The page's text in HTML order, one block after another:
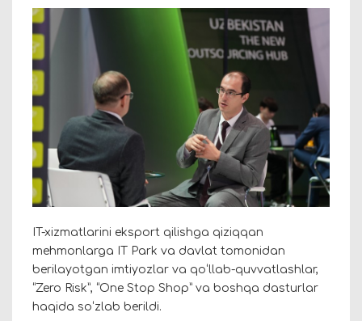
IT-xizmatlarini eksport qilishga qiziqqan
mehmonlarga IT Park va davlat tomonidan
berilayotgan imtiyozlar va qoʻllab-quvvatlashlar,
“Zero Risk”, “One Stop Shop” va boshqa dasturlar
haqida soʻzlab berildi.